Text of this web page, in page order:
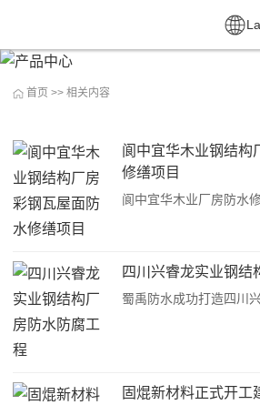
首页 >> 相关内容
阆中宜华木业钢结构
修缮项目
四川兴睿龙实业钢结
固焜新材料正式开工